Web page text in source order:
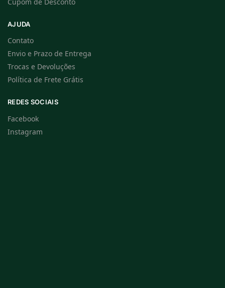
AJUDA
Contato
Envio e Prazo de Entrega
Trocas e Devoluções
Política de Frete Grátis
REDES SOCIAIS
Facebook
Instagram